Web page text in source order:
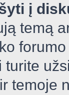
į
temą
temoje